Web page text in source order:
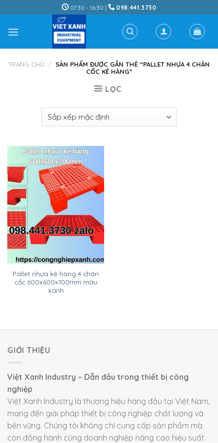
to
content
07:30 - 16:30 | 098.441.3730
TRANG CHỦ / SẢN PHẨM ĐƯỢC GẮN THẺ “PALLET NHỰA 4 CHÂN
CỐC KÊ HÀNG”
LỌC
Pallet nhựa kê hàng 4 chân
cốc 600x600x100mm màu
xanh
GIỚI THIỆU
Việt Xanh Industry – Dẫn đầu trong thiết bị công
nghiệp
Việt Xanh Industry là thương hiệu hàng đầu tại Việt Nam,
mang đến giải pháp thiết bị công nghiệp chất lượng và
bền vững. Chúng tôi không chỉ cung cấp sản phẩm mà
còn đồng hành cùng doanh nghiệp nâng cao hiệu suất